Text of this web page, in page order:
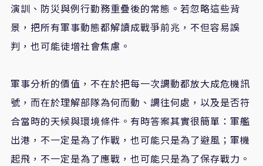
演訓、防災與例行勤務重疊後的常態。若忽略這些背
景，把所有軍事動態都解讀成戰爭前兆，不但容易誤
判，也可能徒增社會焦慮。
軍事分析的價值，不在於把每一次調動都放大成危機訊
號，而在於理解部隊為何而動、調往何處，以及是否符
合當時的天候與環境條件。有時答案其實很簡單：軍艦
出港，不一定是為了作戰，也可能只是為了避風；軍機
起飛，不一定是為了應戰，也可能只是為了保存戰力。